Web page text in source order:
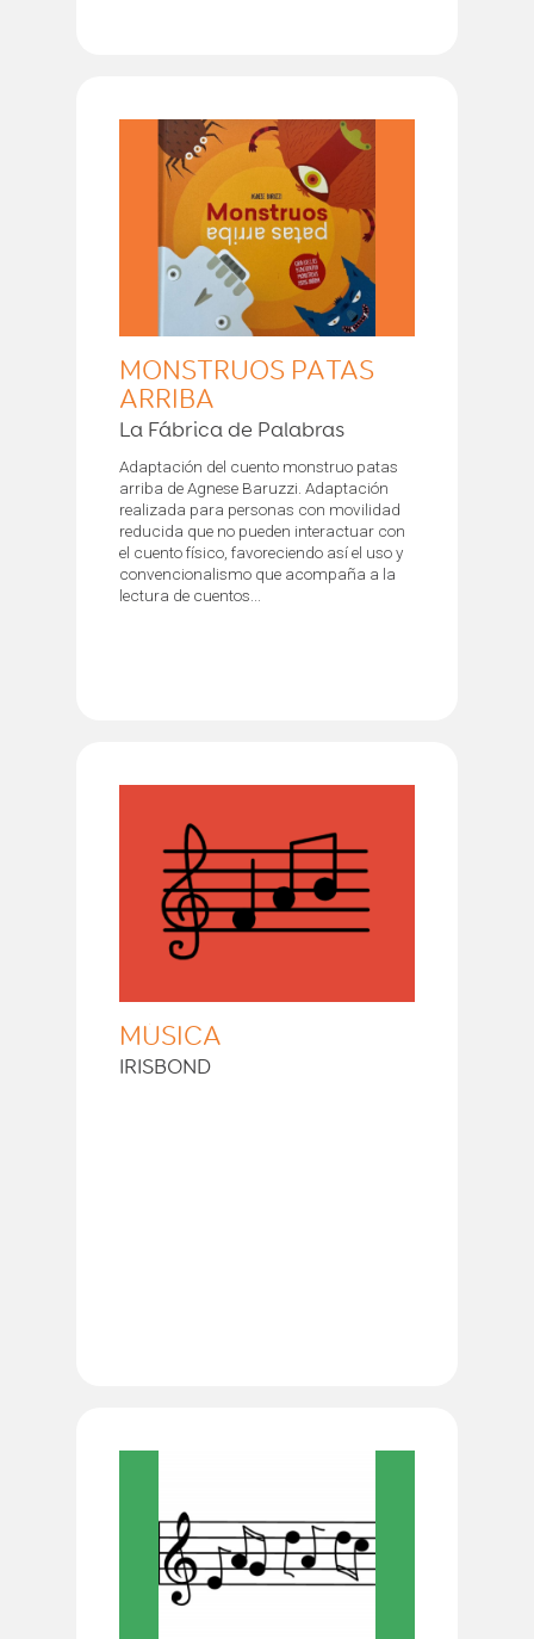
MONSTRUOS PATAS
ARRIBA
La Fábrica de Palabras
Adaptación del cuento monstruo patas
arriba de Agnese Baruzzi. Adaptación
realizada para personas con movilidad
reducida que no pueden interactuar con
el cuento físico, favoreciendo así el uso y
convencionalismo que acompaña a la
lectura de cuentos...
MÚSICA
IRISBOND